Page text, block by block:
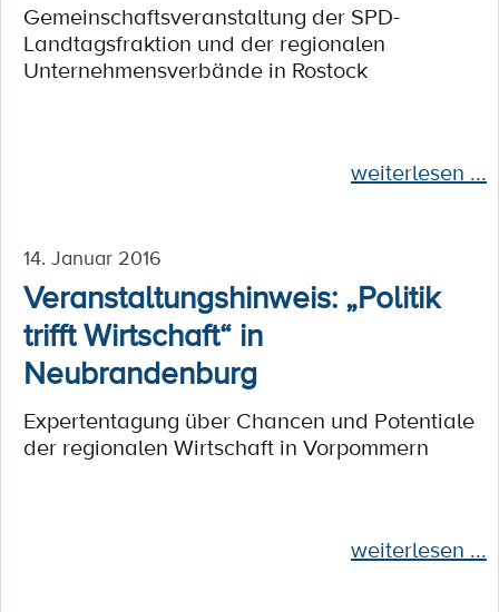
Gemeinschaftsveranstaltung der SPD-
Landtagsfraktion und der regionalen
Unternehmensverbände in Rostock
weiterlesen ...
14. Januar 2016
Veranstaltungshinweis: „Politik
trifft Wirtschaft“ in
Neubrandenburg
Expertentagung über Chancen und Potentiale
der regionalen Wirtschaft in Vorpommern
weiterlesen ...